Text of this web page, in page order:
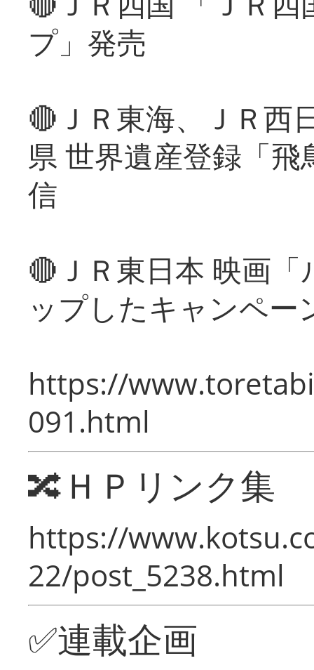
プ」発売
🔴ＪＲ東海、ＪＲ西
県 世界遺産登録「
信
🔴ＪＲ東日本 映画
ップしたキャンペー
https://
091.html
🔀ＨＰリンク集
https://
22/post_5238.html
✅連載企画